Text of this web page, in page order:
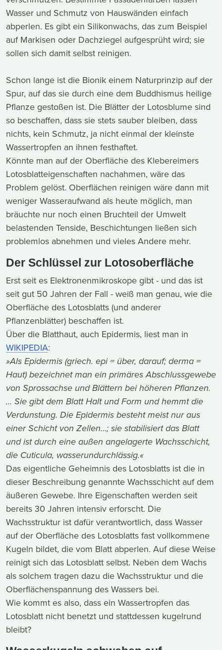
Wasser und Schmutz von Hauswänden einfach
abperlen. Es gibt ein Silikonwachs, das zum Beispiel
auf Markisen oder Dachziegel aufgesprüht wird; sie
sollen sich damit selbst reinigen.
Schon lange ist die Bionik einem Naturprinzip auf der
Spur, auf das sie durch eine dem Buddhismus heilige
Pflanze gestoßen ist. Die Blätter der Lotosblume sind
so beschaffen, dass sie stets sauber bleiben, dass
nichts, kein Schmutz, ja nicht einmal der kleinste
Wassertropfen an ihnen festhaftet.
Könnte man auf der Oberfläche des Klebereimers
Lotosblatteigenschaften nachahmen, wäre das
Problem gelöst. Oberflächen reinigen wäre dann mit
weniger Wasseraufwand als heute möglich, man
bräuchte nur noch einen Bruchteil der Umwelt
belastenden Tenside, Beschichtungen ließen sich
problemlos abnehmen und vieles Andere mehr.
Der Schlüssel zur Lotosoberfläche
Erst seit es Elektronenmikroskope gibt - und das ist
seit gut 50 Jahren der Fall - weiß man genau, wie die
Oberfläche des Lotosblatts (und anderer
Pflanzenblätter) beschaffen ist.
Über die Blatthaut, auch Epidermis, liest man in
WIKIPEDIA:
»Als Epidermis (griech. epi = über, darauf; derma =
Haut) bezeichnet man ein primäres Abschlussgewebe
von Sprossachse und Blättern bei höheren Pflanzen.
... Sie gibt dem Blatt Halt und Form und hemmt die
Verdunstung. Die Epidermis besteht meist nur aus
einer Schicht von Zellen…; sie stabilisiert das Blatt
und ist durch eine außen angelagerte Wachsschicht,
die Cuticula, wasserundurchlässig.«
Das eigentliche Geheimnis des Lotosblatts ist die in
dieser Beschreibung genannte Wachsschicht auf dem
äußeren Gewebe. Ihre Eigenschaften werden seit
bereits 30 Jahren intensiv erforscht. Die
Wachsstruktur ist dafür verantwortlich, dass Wasser
auf der Oberfläche des Lotosblatts fast vollkommene
Kugeln bildet, die vom Blatt abperlen. Auf diese Weise
reinigt sich das Lotosblatt selbst. Neben dem Wachs
als solchem tragen dazu die Wachsstruktur und die
Oberflächenspannung des Wassers bei.
Wie kommt es also, dass ein Wassertropfen das
Lotosblatt nicht benetzt und stattdessen kugelrund
bleibt?